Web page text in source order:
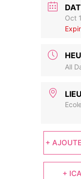
Oct
All
LIEU
+
+